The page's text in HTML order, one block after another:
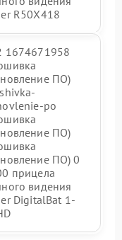
R50X418
1674671958
ПО)
po
ПО)
ПО) 0
прицела
видения
DigitalBat 1-